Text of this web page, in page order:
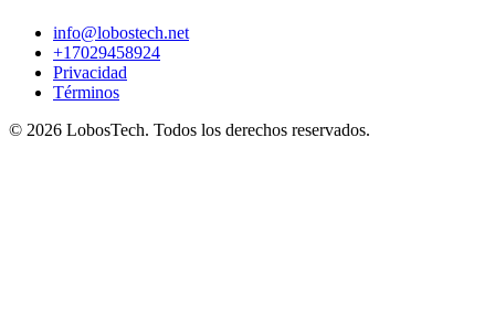
info@lobostech.net
+17029458924
Privacidad
Términos
© 2026 LobosTech. Todos los derechos reservados.